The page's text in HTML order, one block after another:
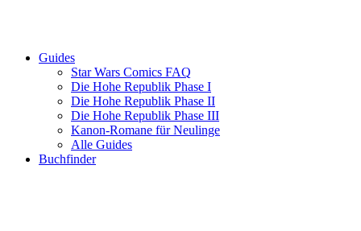
Guides
Star Wars Comics FAQ
Die Hohe Republik Phase I
Die Hohe Republik Phase II
Die Hohe Republik Phase III
Kanon-Romane für Neulinge
Alle Guides
Buchfinder